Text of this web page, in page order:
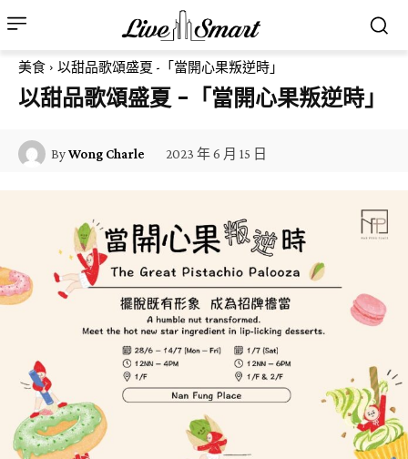
美食 以甜品歌頌盛夏 -「當開心果叛逆時」
以甜品歌頌盛夏 -「當開心果叛逆時」
ByWong Charle 2023 年 6 月 15 日